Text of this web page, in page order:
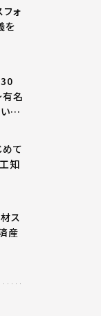
フォ
を
有名
て
知
ス
産